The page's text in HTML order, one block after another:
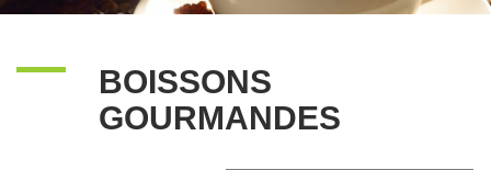
BOISSONS
GOURMANDES